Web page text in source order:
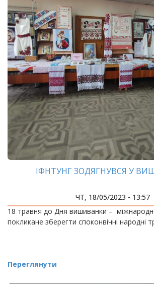
ІФНТУНГ ЗОДЯГНУВСЯ У
ЧТ, 18/05/2023 - 13:57
18 травня до Дня вишиванки –
покликане зберегти споконвічні народні
Переглянути